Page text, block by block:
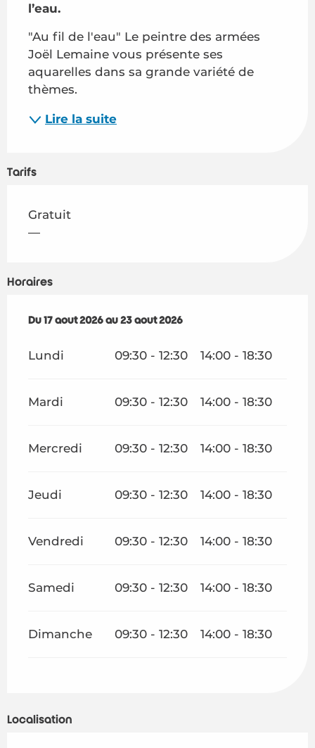
l’eau.
"Au fil de l'eau" Le peintre des armées
Joël Lemaine vous présente ses
aquarelles dans sa grande variété de
thèmes.
Lire la suite
Tarifs
Gratuit
—
Horaires
Du 17 août 2026 au 23 août 2026
Du 17 août 2026 au 23 août 2026
Lundi 09:30 - 12:30 14:00 - 18:30
Mardi 09:30 - 12:30 14:00 - 18:30
Mercredi 09:30 - 12:30 14:00 - 18:30
Jeudi 09:30 - 12:30 14:00 - 18:30
Vendredi 09:30 - 12:30 14:00 - 18:30
Samedi 09:30 - 12:30 14:00 - 18:30
Dimanche 09:30 - 12:30 14:00 - 18:30
Localisation